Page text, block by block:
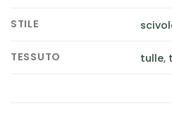
STILE
TESSUTO tulle,